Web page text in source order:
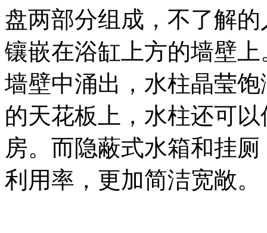
盘两部分组成，不了解
镶嵌在浴缸上方的墙壁
墙壁中涌出，水柱晶莹
的天花板上，水柱还可
房。而隐蔽式水箱和挂
利用率，更加简洁宽敞。